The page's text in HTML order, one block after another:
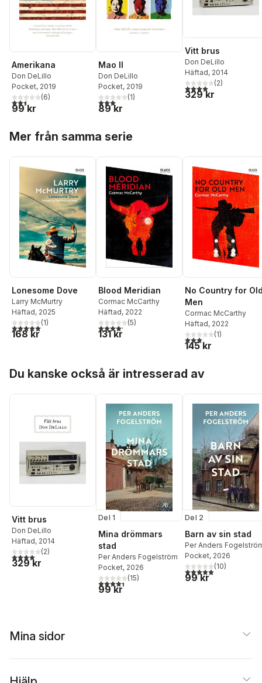
Amerikana
Don DeLillo
Pocket, 2019
2,5utav 5 stjärnor. Totalt antal röster:
(6)
99 kr
Mao II
Don DeLillo
Pocket, 2019
3,0utav 5 stjärnor. Totalt antal röster:
(1)
89 kr
Vitt brus
Don DeLillo
Häftad, 2014
4,0utav 5 stjärnor.
(2)
329 kr
Mer från samma serie
Lonesome Dove
Larry McMurtry
Häftad, 2025
5,0utav 5 stjärnor. Totalt antal röster:
(1)
168 kr
Blood Meridian
Cormac McCarthy
Häftad, 2022
4,2utav 5 stjärnor. Totalt antal röster:
(5)
131 kr
No Country for
Men
Cormac McCarthy
Häftad, 2022
3,0utav 5 stjärnor.
(1)
145 kr
Du kanske också är intresserad av
Vitt brus
Don DeLillo
Häftad, 2014
4,0utav 5 stjärnor. Totalt antal röster:
(2)
329 kr
Del 1
Mina drömmars
stad
Per Anders Fogelström
Pocket, 2026
4,4utav 5 stjärnor. Totalt antal röster:
(15)
99 kr
Del 2
Barn av sin stad
Per Anders
Pocket, 2026
4,9utav 5 stjärnor.
(10)
99 kr
Mina sidor